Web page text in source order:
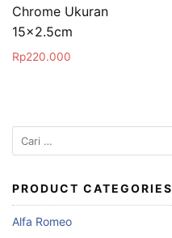
Chrome Ukuran
15×2.5cm
Rp220.000
Cari
untuk:
PRODUCT CATEGORIES
Alfa Romeo